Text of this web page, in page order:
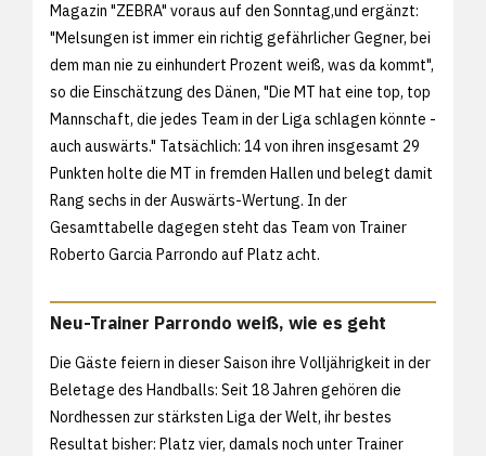
Magazin "ZEBRA" voraus auf den Sonntag,und ergänzt:
"Melsungen ist immer ein richtig gefährlicher Gegner, bei
dem man nie zu einhundert Prozent weiß, was da kommt",
so die Einschätzung des Dänen, "Die MT hat eine top, top
Mannschaft, die jedes Team in der Liga schlagen könnte -
auch auswärts." Tatsächlich: 14 von ihren insgesamt 29
Punkten holte die MT in fremden Hallen und belegt damit
Rang sechs in der Auswärts-Wertung. In der
Gesamttabelle dagegen steht das Team von Trainer
Roberto Garcia Parrondo auf Platz acht.
Neu-Trainer Parrondo weiß, wie es geht
Die Gäste feiern in dieser Saison ihre Volljährigkeit in der
Beletage des Handballs: Seit 18 Jahren gehören die
Nordhessen zur stärksten Liga der Welt, ihr bestes
Resultat bisher: Platz vier, damals noch unter Trainer